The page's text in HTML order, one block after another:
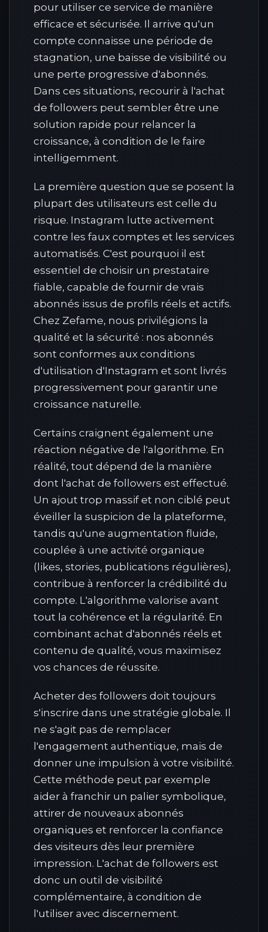
pour utiliser ce service de manière
efficace et sécurisée. Il arrive qu'un
compte connaisse une période de
stagnation, une baisse de visibilité ou
une perte progressive d'abonnés.
Dans ces situations, recourir à l'achat
de followers peut sembler être une
solution rapide pour relancer la
croissance, à condition de le faire
intelligemment.
La première question que se posent la
plupart des utilisateurs est celle du
risque. Instagram lutte activement
contre les faux comptes et les services
automatisés. C'est pourquoi il est
essentiel de choisir un prestataire
fiable, capable de fournir de vrais
abonnés issus de profils réels et actifs.
Chez Zefame, nous privilégions la
qualité et la sécurité : nos abonnés
sont conformes aux conditions
d'utilisation d'Instagram et sont livrés
progressivement pour garantir une
croissance naturelle.
Certains craignent également une
réaction négative de l'algorithme. En
réalité, tout dépend de la manière
dont l'achat de followers est effectué.
Un ajout trop massif et non ciblé peut
éveiller la suspicion de la plateforme,
tandis qu'une augmentation fluide,
couplée à une activité organique
(likes, stories, publications régulières),
contribue à renforcer la crédibilité du
compte. L'algorithme valorise avant
tout la cohérence et la régularité. En
combinant achat d'abonnés réels et
contenu de qualité, vous maximisez
vos chances de réussite.
Acheter des followers doit toujours
s'inscrire dans une stratégie globale. Il
ne s'agit pas de remplacer
l'engagement authentique, mais de
donner une impulsion à votre visibilité.
Cette méthode peut par exemple
aider à franchir un palier symbolique,
attirer de nouveaux abonnés
organiques et renforcer la confiance
des visiteurs dès leur première
impression. L'achat de followers est
donc un outil de visibilité
complémentaire, à condition de
l'utiliser avec discernement.